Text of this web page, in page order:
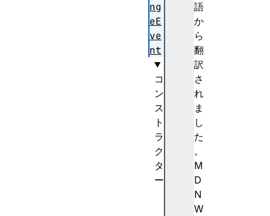
語
か
ら
翻
訳
さ
れ
ま
し
た
。
M
D
N
W
ng
eE
ve
nt
コ
ン
ス
ト
ラ
ク
タ
ー